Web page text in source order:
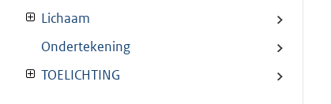
Lichaam
Ondertekening
TOELICHTING